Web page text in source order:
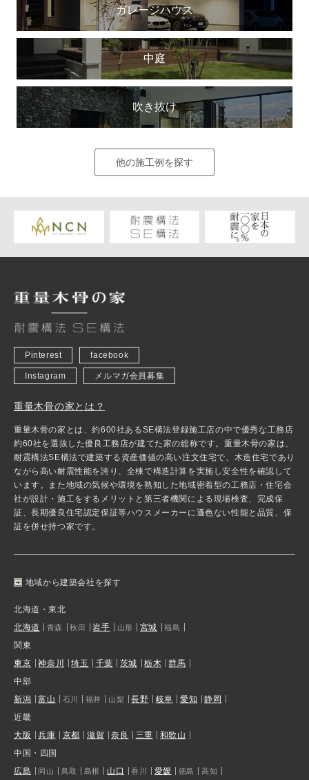
ガレージハウス
中庭
吹き抜け
他の施工例を探す
Pinterest facebook
Instagram メルマガ会員募集
重量木骨の家とは？
重量木骨の家とは、約600社あるSE構法登録施工店の中で優秀な工務店
約60社を選抜した優良工務店が建てた家の総称です。重量木骨の家は、
耐震構法SE構法で建築する資産価値の高い注文住宅で、木造住宅であり
ながら高い耐震性能を誇り、全棟で構造計算を実施し安全性を確認して
います。また地域の気候や環境を熟知した地域密着型の工務店・住宅会
社が設計・施工をするメリットと第三者機関による現場検査、完成保
証、長期優良住宅認定保証等ハウスメーカーに遜色ない性能と品質、保
証を併せ持つ家です。
地域から建築会社を探す
北海道・東北
北海道
青森 秋田 岩手 山形 宮城 福島
関東
東京
神奈川 埼玉 千葉 茨城 栃木
群馬
中部
新潟
富山 石川 福井 山梨 長野 岐阜 愛知
静岡
近畿
大阪
兵庫 京都 滋賀 奈良 三重
和歌山
中国・四国
広島
岡山 鳥取 島根 山口 香川 愛媛 徳島 高知